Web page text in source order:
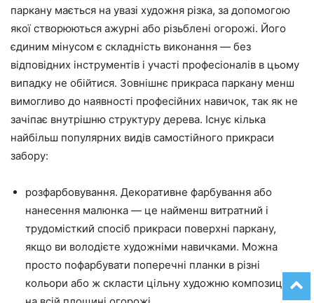
паркану мається на увазі художня різка, за допомогою
якої створюються ажурні або різьблені огорожі. Його
єдиним мінусом є складність виконання — без
відповідних інструментів і участі професіоналів в цьому
випадку не обійтися. Зовнішнє прикраса паркану менш
вимогливо до наявності професійних навичок, так як не
зачіпає внутрішню структуру дерева. Існує кілька
найбільш популярних видів самостійного прикраси
забору:
розфарбовування. Декоративне фарбування або
нанесення малюнка — це найменш витратний і
трудомісткий спосіб прикраси поверхні паркану,
якщо ви володієте художніми навичками. Можна
просто пофарбувати поперечні планки в різні
кольори або ж скласти цільну художню композицію